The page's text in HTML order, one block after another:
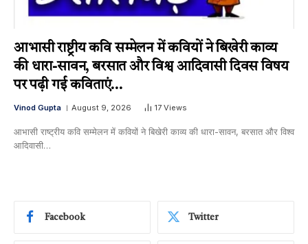
आभासी राष्ट्रीय कवि सम्मेलन में कवियों ने बिखेरी काव्य
की धारा-सावन, बरसात और विश्व आदिवासी दिवस विषय
पर पढ़ी गई कविताएं…
Vinod Gupta August 9, 2026 17 Views
आभासी राष्ट्रीय कवि सम्मेलन में कवियों ने बिखेरी काव्य की धारा-सावन, बरसात और विश्व
आदिवासी…
Facebook Twitter